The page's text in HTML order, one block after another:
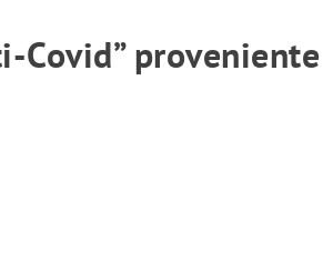
Covid” proveniente